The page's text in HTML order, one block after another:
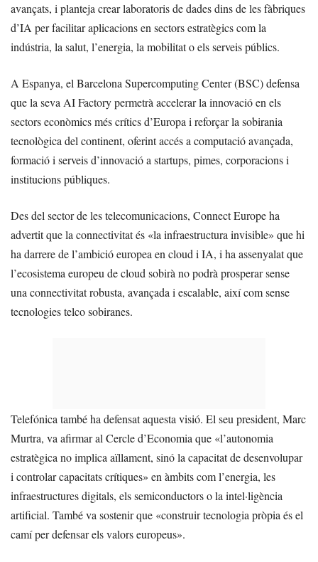
avançats, i planteja crear laboratoris de dades dins de les fàbriques
d’IA per facilitar aplicacions en sectors estratègics com la
indústria, la salut, l’energia, la mobilitat o els serveis públics.
A Espanya, el Barcelona Supercomputing Center (BSC) defensa
que la seva AI Factory permetrà accelerar la innovació en els
sectors econòmics més crítics d’Europa i reforçar la sobirania
tecnològica del continent, oferint accés a computació avançada,
formació i serveis d’innovació a startups, pimes, corporacions i
institucions públiques.
Des del sector de les telecomunicacions, Connect Europe ha
advertit que la connectivitat és «la infraestructura invisible» que hi
ha darrere de l’ambició europea en cloud i IA, i ha assenyalat que
l’ecosistema europeu de cloud sobirà no podrà prosperar sense
una connectivitat robusta, avançada i escalable, així com sense
tecnologies telco sobiranes.
Telefónica també ha defensat aquesta visió. El seu president, Marc
Murtra, va afirmar al Cercle d’Economia que «l’autonomia
estratègica no implica aïllament, sinó la capacitat de desenvolupar
i controlar capacitats crítiques» en àmbits com l’energia, les
infraestructures digitals, els semiconductors o la intel·ligència
artificial. També va sostenir que «construir tecnologia pròpia és el
camí per defensar els valors europeus».